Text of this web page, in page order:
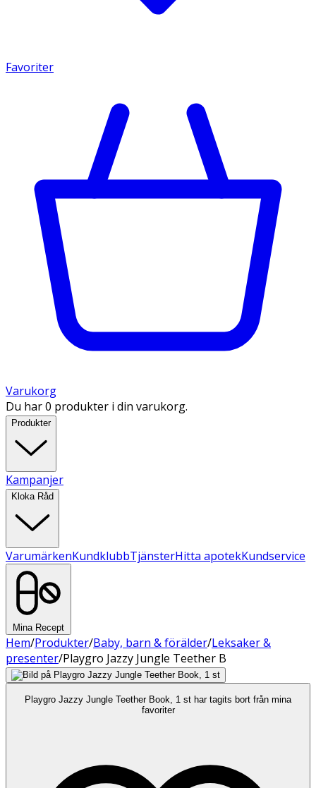
Favoriter
Varukorg
Du har 0 produkter i din varukorg.
Produkter
Kampanjer
Kloka Råd
VarumärkenKundklubbTjänsterHitta apotekKundservice
Mina Recept
Hem/Produkter/Baby, barn & förälder/Leksaker &
presenter/Playgro Jazzy Jungle Teether B
Playgro Jazzy Jungle Teether Book, 1 st har tagits bort från mina
favoriter